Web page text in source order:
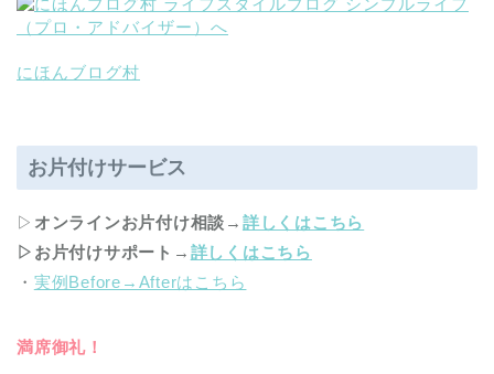
にほんブログ村
お片付けサービス
▷ オンラインお片付け相談 → 詳しくはこちら
▷お片付けサポート → 詳しくはこちら
・ 実例Before→Afterはこちら
満席御礼！